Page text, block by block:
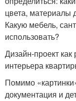
цвета, материалы
Какую мебель,
использовать?
Дизайн-проект как
интерьера
Помимо
документация и